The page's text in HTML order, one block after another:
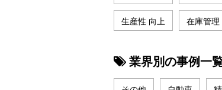
生産性 向上 在庫管理
業界別の事例一